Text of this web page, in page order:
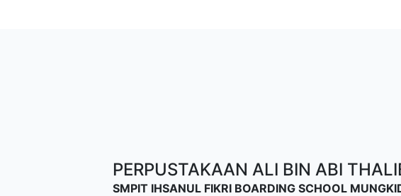
PERPUSTAKAAN ALI BIN ABI
SMPIT IHSANUL FIKRI BOARDING SCHOOL